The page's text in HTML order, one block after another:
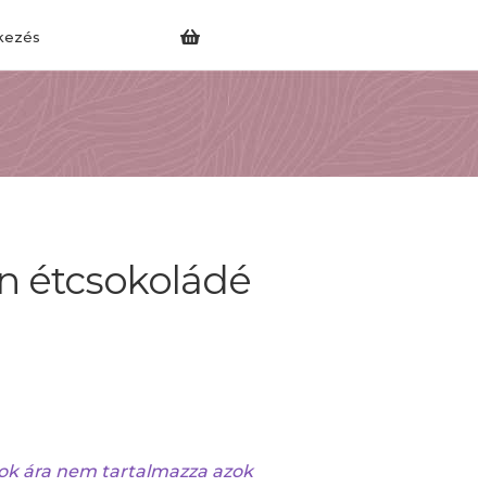
étcsokoládé
ára nem tartalmazza azok